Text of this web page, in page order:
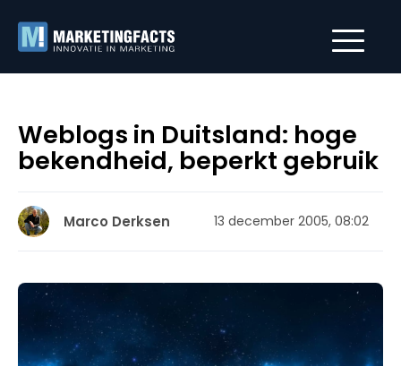
Weblogs in Duitsland: hoge
bekendheid, beperkt gebruik
Marco Derksen 13 december 2005, 08:02